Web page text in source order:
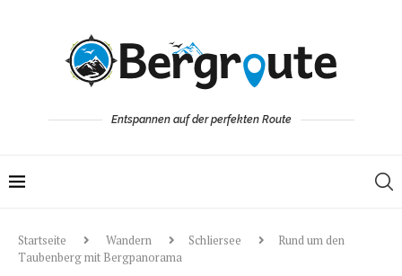
Entspannen auf der perfekten Route
Startseite Wandern Schliersee
Rund um den
Taubenberg mit Bergpanorama